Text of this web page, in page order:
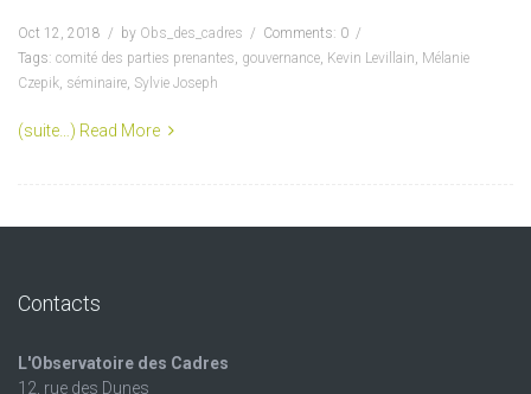
Oct 12, 2018 by Obs_des_cadres
Comments: 0
Tags: comité des parties prenantes gouvernance Kevin Levillain Mélanie
Czepik séminaire Sylvie Joseph
(suite…) Read More
Contacts
L'Observatoire des Cadres
12, rue des Dunes